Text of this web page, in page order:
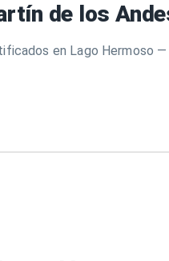
de los
en Lago Hermoso —